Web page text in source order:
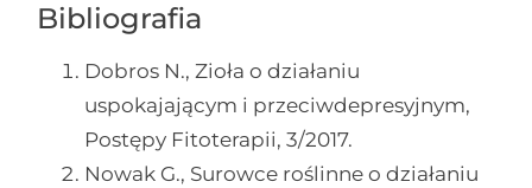
Bibliografia
Dobros N., Zioła o działaniu
uspokajającym i przeciwdepresyjnym,
Postępy Fitoterapii, 3/2017.
Nowak G., Surowce roślinne o działaniu